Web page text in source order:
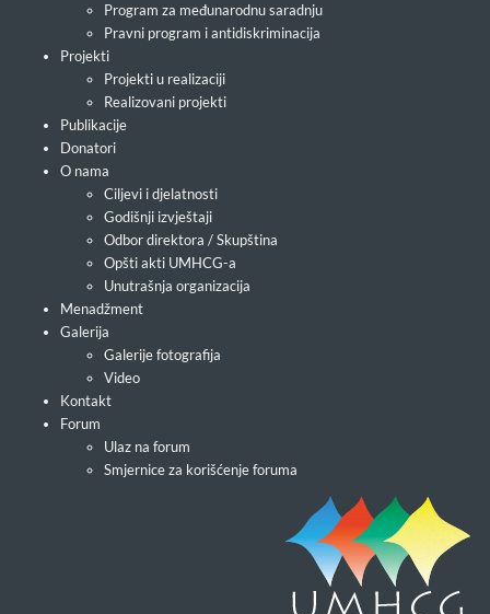
Program za međunarodnu saradnju
Pravni program i antidiskriminacija
Projekti
Projekti u realizaciji
Realizovani projekti
Publikacije
Donatori
O nama
Ciljevi i djelatnosti
Godišnji izvještaji
Odbor direktora / Skupština
Opšti akti UMHCG-a
Unutrašnja organizacija
Menadžment
Galerija
Galerije fotografija
Video
Kontakt
Forum
Ulaz na forum
Smjernice za korišćenje foruma